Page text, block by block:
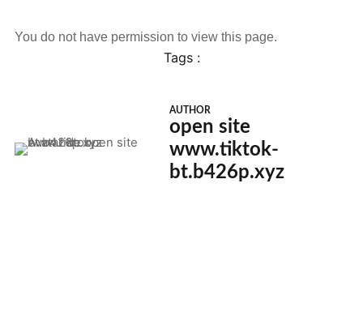
You do not have permission to view this page.
Tags :
AUTHOR
open site
www.tiktok-
bt.b426p.xyz